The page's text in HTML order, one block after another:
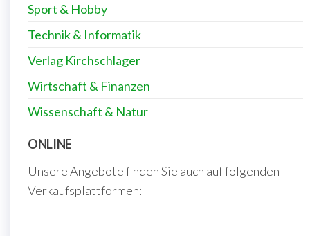
Sport & Hobby
Technik & Informatik
Verlag Kirchschlager
Wirtschaft & Finanzen
Wissenschaft & Natur
ONLINE
Unsere Angebote finden Sie auch auf folgenden
Verkaufsplattformen: